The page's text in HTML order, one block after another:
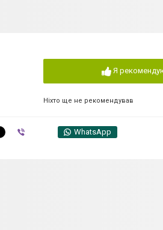
Я
Ніхто ще не рекомендував
WhatsApp